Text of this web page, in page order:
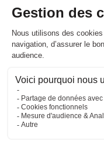
Livraisons et retours
Blog
Votre compte
Commandes
Adresses